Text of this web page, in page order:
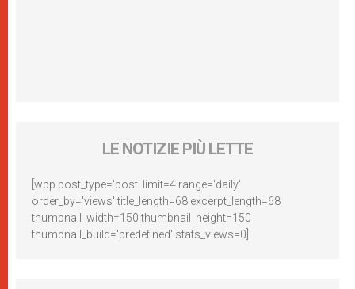
LE NOTIZIE PIÙ LETTE
[wpp post_type='post' limit=4 range='daily'
order_by='views' title_length=68 excerpt_length=68
thumbnail_width=150 thumbnail_height=150
thumbnail_build='predefined' stats_views=0]